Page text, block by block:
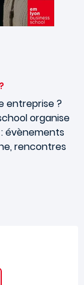
entreprise ?
organise
évènements
rencontres